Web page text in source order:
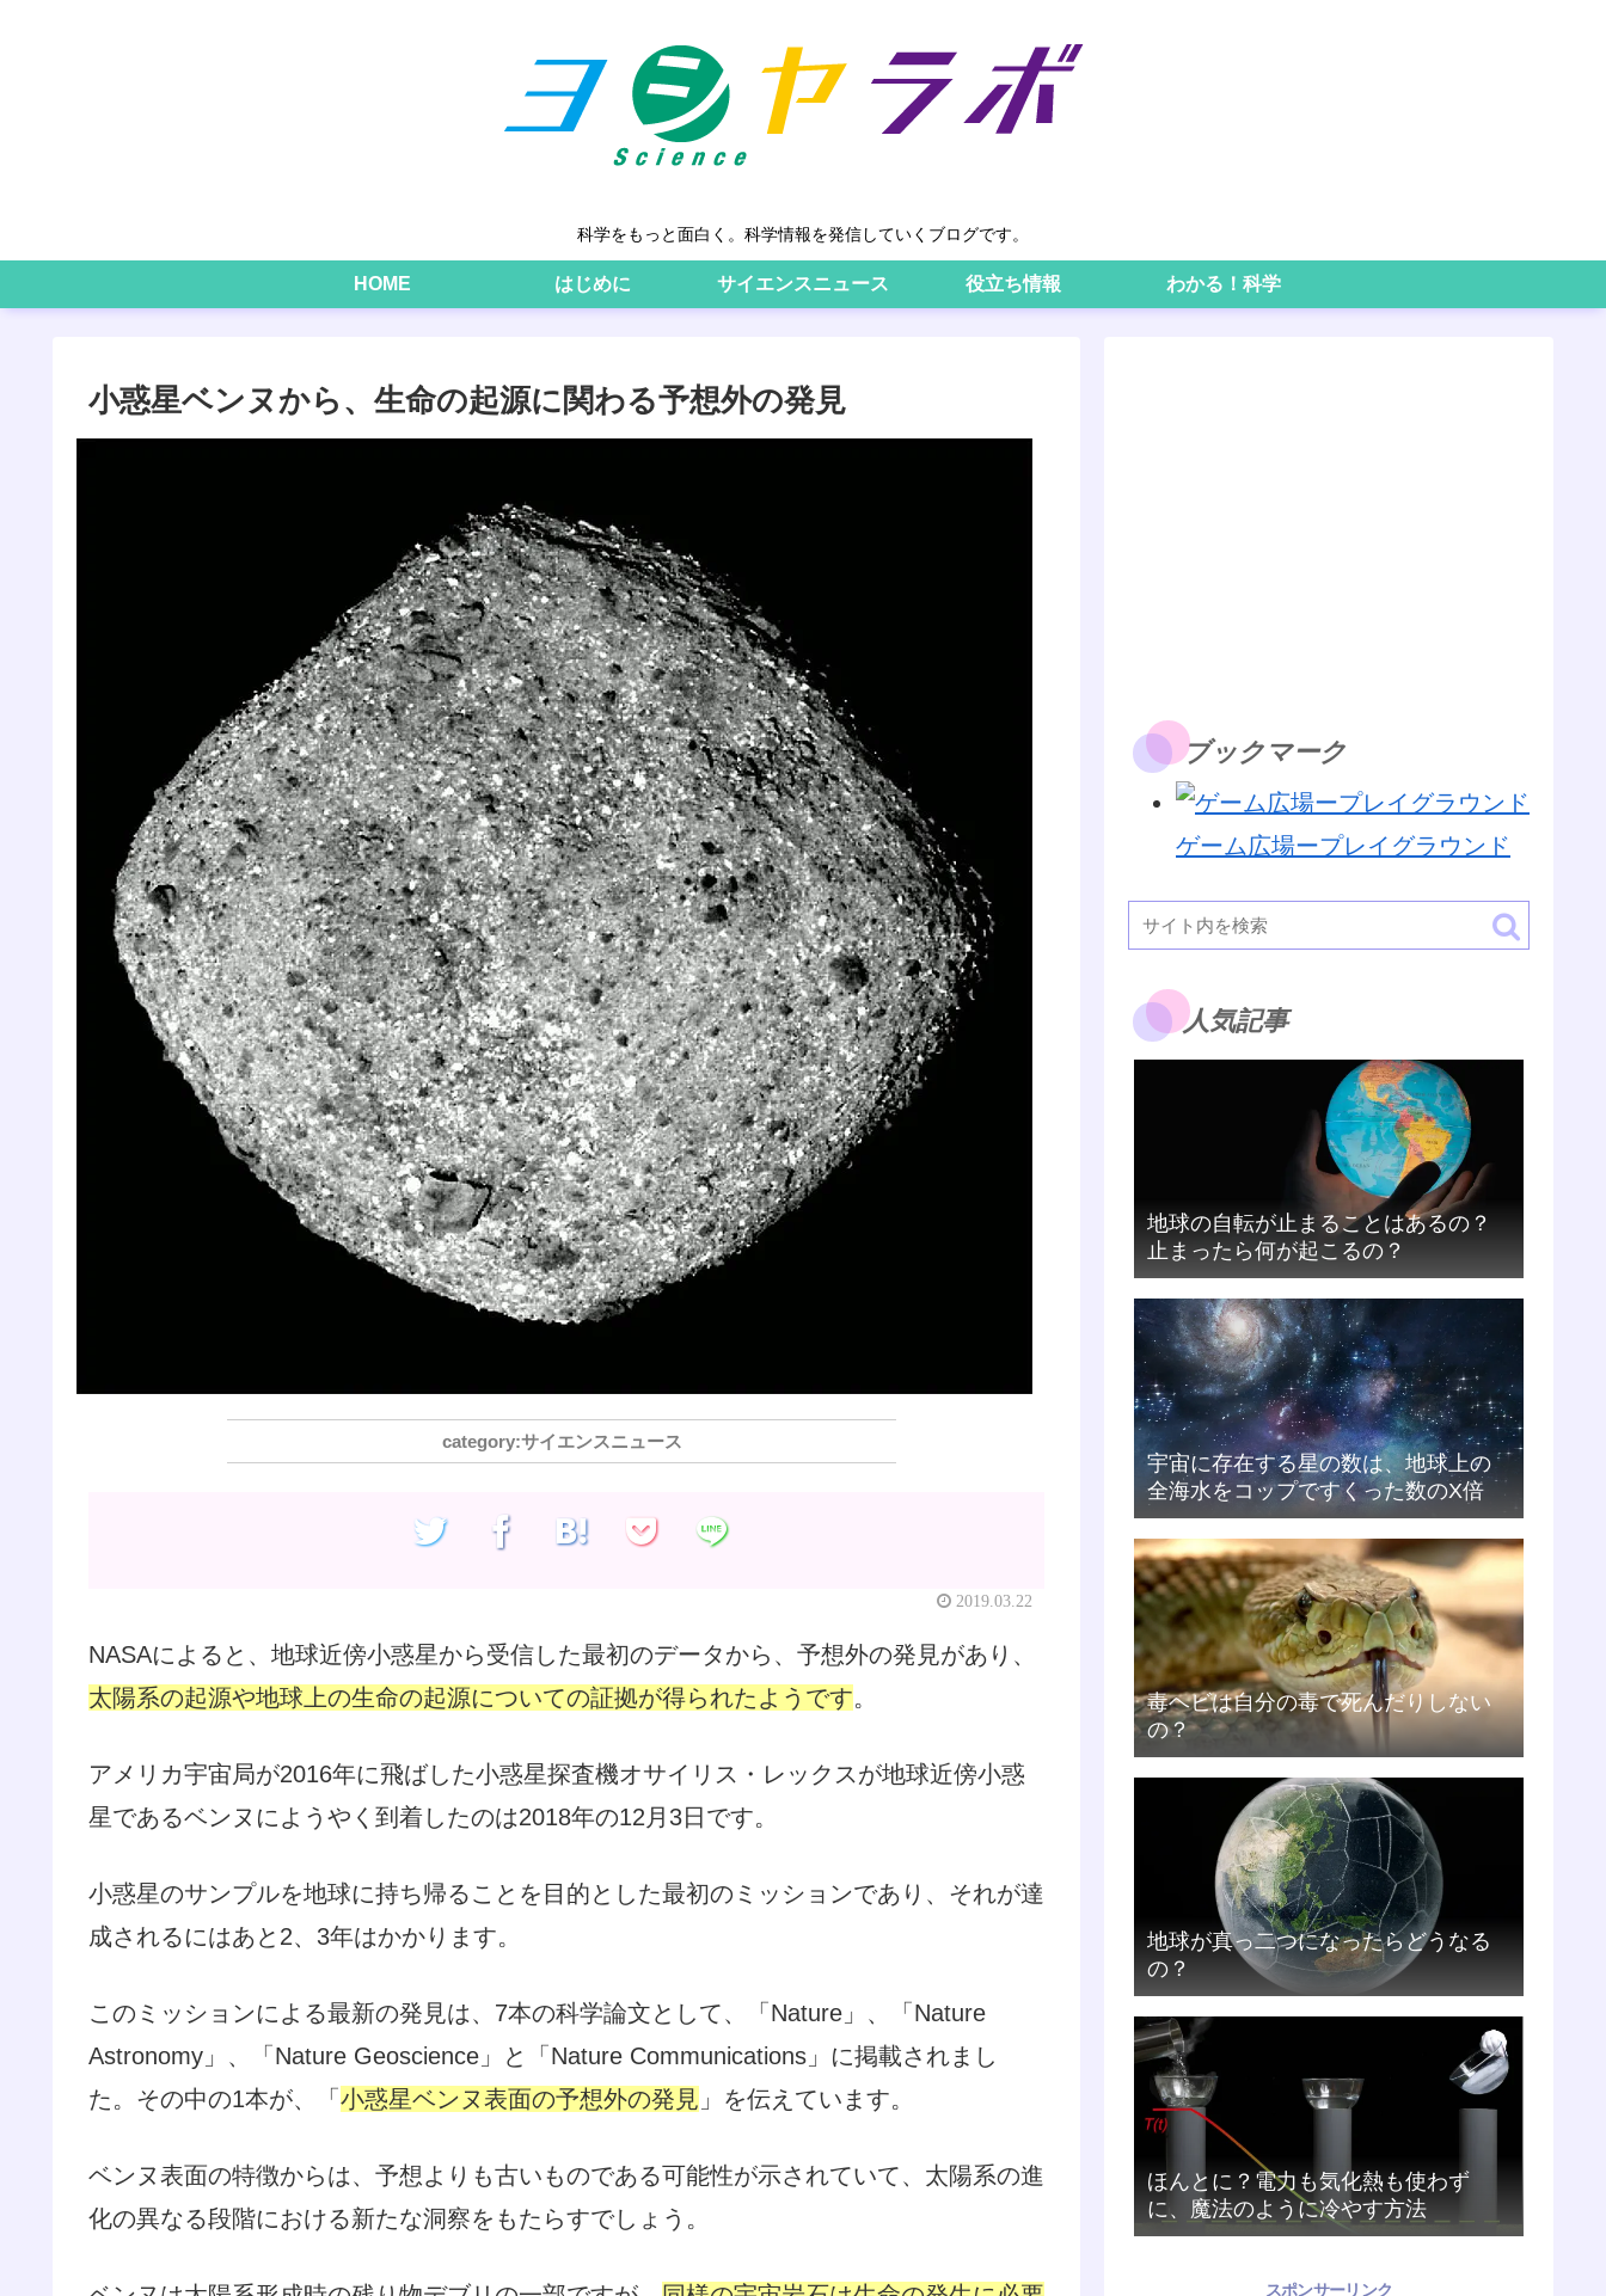
科学をもっと面白く。科学情報を発信していくブログです。
HOME はじめに サイエンスニュース 役立ち情報 わかる！科学
小惑星ベンヌから、生命の起源に関わる予想外の発見
サイエンスニュース
2019.03.22
NASAによると、地球近傍小惑星から受信した最初のデータから、予想外の発見があり、
太陽系の起源や地球上の生命の起源についての証拠が得られたようです。
アメリカ宇宙局が2016年に飛ばした小惑星探査機オサイリス・レックスが地球近傍小惑
星であるベンヌにようやく到着したのは2018年の12月3日です。
小惑星のサンプルを地球に持ち帰ることを目的とした最初のミッションであり、それが達
成されるにはあと2、3年はかかります。
このミッションによる最新の発見は、7本の科学論文として、「Nature」、「Nature
Astronomy」、「Nature Geoscience」と「Nature Communications」に掲載されまし
た。その中の1本が、「 小惑星ベンヌ表面の予想外の発見 」を伝えています。
ベンヌ表面の特徴からは、予想よりも古いものである可能性が示されていて、太陽系の進
化の異なる段階における新たな洞察をもたらすでしょう。
ブックマーク
ゲーム広場ープレイグラウンド
人気記事
地球の自転が止まることはあるの？
止まったら何が起こるの？
宇宙に存在する星の数は、地球上の
全海水をコップですくった数のX倍
毒ヘビは自分の毒で死んだりしない
の？
地球が真っ二つになったらどうなる
の？
ほんとに？電力も気化熱も使わず
に、魔法のように冷やす方法
スポンサーリンク